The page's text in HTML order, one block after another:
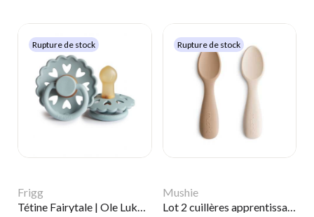
Rupture de stock
Frigg
Rupture de stock
Mushie
Lot 2 cuillères apprentissage | Sable et naturel